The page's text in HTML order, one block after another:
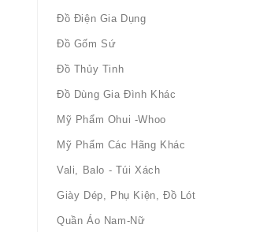
Đồ Điện Gia Dụng
Đồ Gốm Sứ
Đồ Thủy Tinh
Đồ Dùng Gia Đình Khác
Mỹ Phẩm Ohui -whoo
Mỹ Phẩm Các Hãng Khác
Vali, Balo - Túi Xách
Giày Dép, Phụ Kiện, Đồ Lót
Quần Áo Nam-Nữ